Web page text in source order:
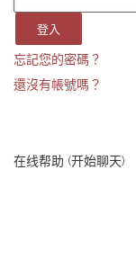
登入
忘記您的密碼？
還沒有帳號嗎？
在线帮助 (开始聊天)